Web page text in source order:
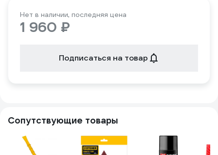
Нет в наличии, последняя цена
1 960 ₽
Подписаться на товар
Сопутствующие товары